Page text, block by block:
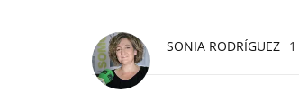
SONIA RODRÍGUEZ